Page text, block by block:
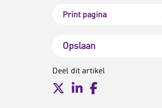
Print pagina
Opslaan
Deel dit artikel